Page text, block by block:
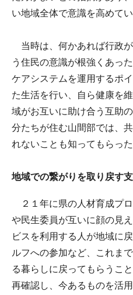
い地域全体で意識を高めてい
当時は、何かあれば行政
う住民の意識が根強くあっ
ケアシステムを運用するポ
た生活を行い、自ら健康を
域がお互いに助け合う互助
分たちが住む山間部では、
れないことも知ってもらった
地域での繋がりを取り戻す
２１年に県の人材育成プ
や民生委員が互いに顔の見
ビスを利用する人が地域に
ルフへの参加など、これま
る暮らしに戻ってもらうこ
再確認し、今あるものを活